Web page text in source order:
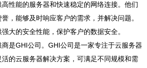
性能的服务器和快速稳定的网络连接。他们
，能够及时响应客户的需求，并解决问题。
大的安全性能，保护客户的数据安全。
是GHI公司。GHI公司是一家专注于云服务器
的云服务器解决方案，可满足不同规模和需